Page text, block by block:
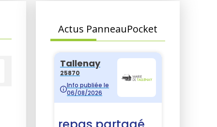
Actus PanneauPocket